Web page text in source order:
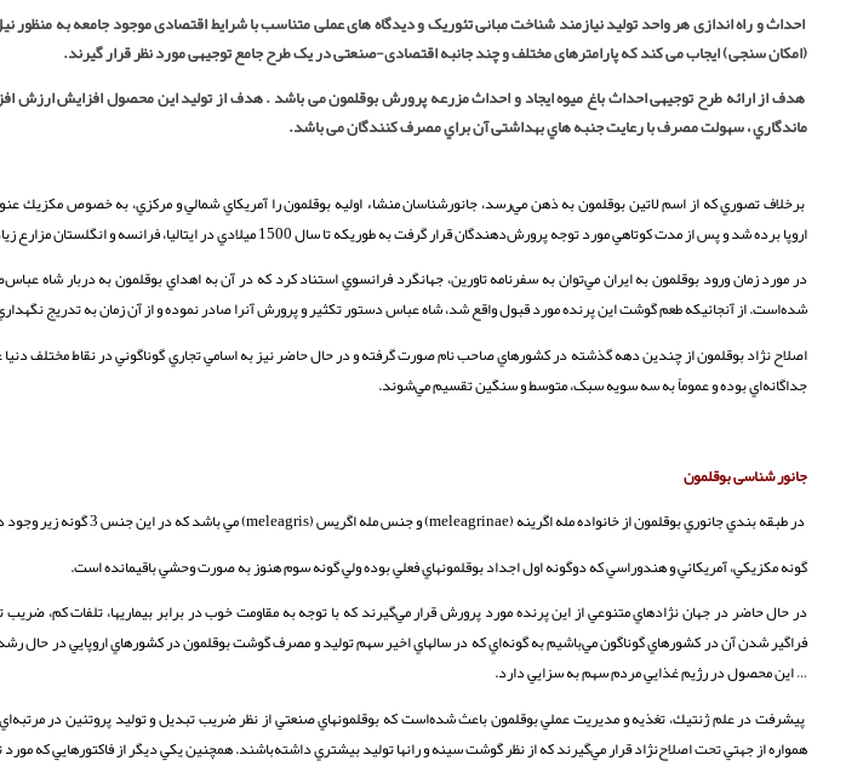
احداث و راه اندازی هر واحد تولید نیازمند شناخت مبانی تئوریک و دیدگاه های عملی متناسب با شرایط اقتصادی موجود جامعه به
(امکان سنجی) ایجاب می کند که پارامترهای مختلف و چند جانبه اقتصادی-صنعتی در یک طرح جامع توجیهی مورد نظر قرار گیرند.
هدف از ارائه طرح توجیهی احداث باغ میوه ایجاد و احداث مزرعه پرورش بوقلمون می باشد . هدف از تولید این محصول افزایش ارزش
ماندگاري ، سهولت مصرف با رعایت جنبه هاي بهداشتی آن براي مصرف کنندگان می باشد.
برخلاف تصوري كه از اسم لاتين بوقلمون به ذهن مي‌رسد، جانورشناسان منشاء اوليه بوقلمون را آمريكاي شمالي و مركزي، به خصوص مكزيك
اروپا برده‌ شد و پس از مدت كوتاهي مورد توجه پرورش‌دهندگان قرار گرفت به طوريکه تا سال 1500 ميلادي در ايتاليا، فرانسه و انگلستان مزارع زيادي در رابطه با پرورش بوقلمون وجود داشتند.
در مورد زمان ورود بوقلمون به ايران مي‌توان به سفرنامه تاورين، جهانگرد فرانسوي استناد كرد كه در آن به اهداي بوقلمون به دربار شاه‌
شده‌است. از آنجائيكه طعم گوشت اين پرنده مورد قبول واقع شد، شاه عباس دستور تكثير و پرورش آنرا صادر نموده و از آن زمان به تدريج
اصلاح نژاد بوقلمون از چندين دهه گذشته در كشورهاي صاحب نام صورت گرفته و در حال حاضر نيز به اسامي تجاري گوناگوني در نقاط مختلف
جداگانه‌اي بوده و عموماً به سه سويه سبک، متوسط و سنگين تقسيم مي‌شوند.
جانور شناسی بوقلمون
در طبقه بندي جانوري بوقلمون از خانواده مله اگرينه (meleagrinae) و جنس مله اگريس (meleagris) مي باشد که در اين جنس 3 گونه زير وجود دارد:
گونه مکزيکي، آمريکائي و هندوراسي که دوگونه اول اجداد بوقلمونهاي فعلي بوده ولي گونه سوم هنوز به صورت وحشي باقيمانده است.
در حال حاضر در جهان نژادهاي متنوعي از اين پرنده مورد پرورش قرار مي‌گيرند كه با توجه به مقاومت خوب در برابر بيماريها، تلفات كم،
فراگير شدن آن در كشورهاي گوناگون مي‌باشيم به گونه‌اي كه در سالهاي اخير سهم توليد و مصرف گوشت بوقلمون در كشورهاي اروپايي در حال
… اين محصول در رژيم غذايي مردم سهم به سزايي دارد.
پيشرفت در علم ژنتيك، تغذيه و مديريت عملي بوقلمون باعث شده‌‌است كه بوقلمونهاي صنعتي از نظر ضريب تبديل و توليد پروتئين در مرتبه‌اي
همواره از جهتي تحت اصلاح‌نژاد قرار مي‌گيرند كه از نظر گوشت سينه و رانها توليد بيشتري داشته‌باشند. همچنين يكي ديگر از فاكتورهايي كه